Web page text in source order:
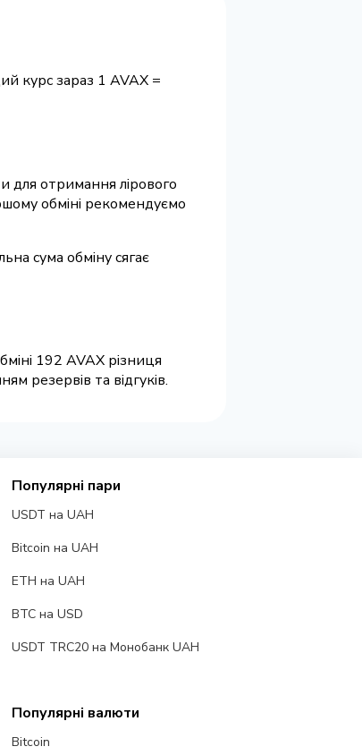
курс зараз 1 AVAX =
для отримання лірового
обміні рекомендуємо
сума обміну сягає
192 AVAX різниця
резервів та відгуків.
Популярні пари
USDT на UAH
Bitcoin на UAH
ETH на UAH
BTC на USD
USDT TRC20 на Монобанк UAH
Популярні валюти
Bitcoin